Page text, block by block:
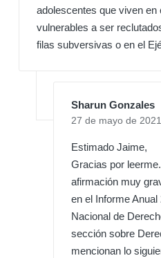
adolescentes que viven en
vulnerables a ser
filas subversivas o en el
Sharun Gonzales
27 de mayo de 2021,
Estimado Jaime,
Gracias por
afirmación muy
en el Informe
Nacional de
sección sobre
mencionan lo